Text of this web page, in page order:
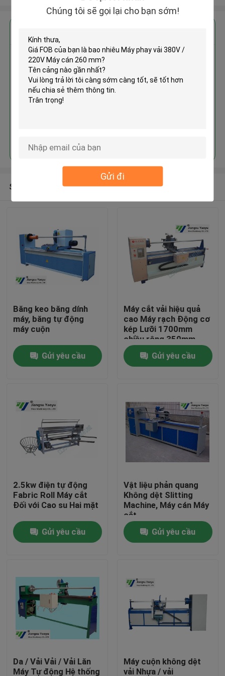
Chúng tôi sẽ gọi lại cho bạn sớm!
Gửi đi
Về chúng tôi
Tham quan nhà máy
Kiểm soát chất lượng
Liên hệ chúng tôi
Yêu cầu báo giá
Máy cắt thủy lực
Máy ép thủy lực báo chí
Máy cắt cánh tay thủy lực
Máy phay vải 380V / 220V Máy
cán 260 mm
Sản phẩm khuyến cáo
Băng keo băng dính
máy, băng tự động
máy cuộn
Gửi yêu cầu
Máy cắt vải hiệu quả
cao Máy rạch Động cơ
kép Lưỡi 1700mm
chiều rộng 350mm
Gửi yêu cầu
2.5kw điện tự động
Fabric Roll Máy cắt
Đối với Cao su Hai mặt
Gửi yêu cầu
Vật liệu phản quang
Không dệt Slitting
Machine, Máy cán Máy
cắt
Gửi yêu cầu
Da / Vải Vải / Vải Lăn
Máy Tự động Hệ thống
Máy cuộn không dệt
vải Nhựa / vải